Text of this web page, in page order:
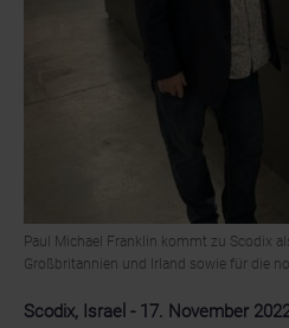
Paul Michael Franklin kommt zu Scodix
Großbritannien und Irland sowie für die
Scodix, Israel - 17. November